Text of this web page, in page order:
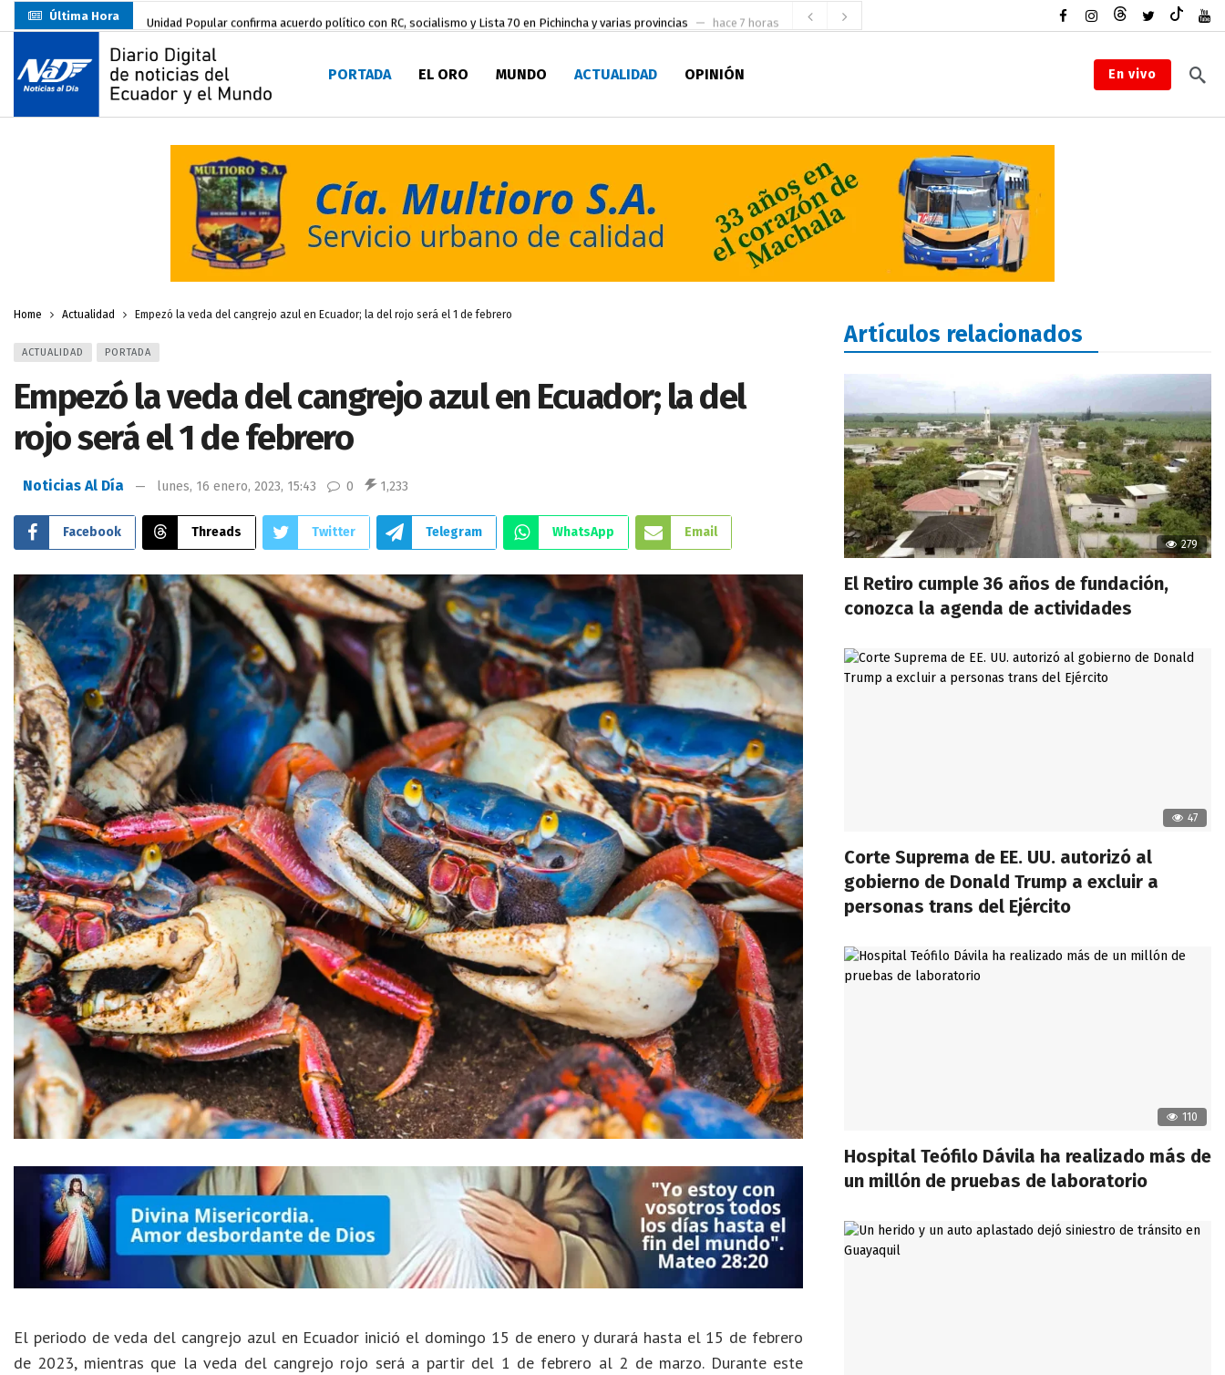
Última Hora Unidad Popular confirma acuerdo político con RC, socialismo y Lista 70 en Pichincha y varias provincias hace 7 horas
Delegación de El Oro fiscaliza propaganda electoral
Gobierno Estudiantil Ugartino 2026-2027, fue posesionado hace 8 horas
Prefecto Clemente Bravo Inauguró Centro de Acopio Casa del Pescador Artesanal Orense
Colombia reanuda venta de energía
Carlos Rodríguez inscribe su candidatura a la alcaldía de Machala hace 2 días
Carlos Carrión Figueroa, Premio Nacional de Literatura Eugenio Espejo hace 2 días
Nuevo Santa Rosa Sporting Club inicia su camino en la Serie A del Fútbol Femenino Nacional 2026 hace 34 minutos
PORTADA EL ORO MUNDO ACTUALIDAD OPINIÓN En vivo
Home Actualidad Empezó la veda del cangrejo azul en Ecuador; la del rojo será el 1 de febrero
ACTUALIDAD PORTADA
Empezó la veda del cangrejo azul en Ecuador; la del
rojo será el 1 de febrero
Noticias Al Día lunes, 16 enero, 2023, 15:43 0 1,233
Facebook Threads Twitter Telegram WhatsApp Email
El periodo de veda del cangrejo azul en Ecuador inició el domingo 15 de enero y durará hasta el 15 de febrero
de 2023, mientras que la veda del cangrejo rojo será a partir del 1 de febrero al 2 de marzo. Durante este
Artículos relacionados
279
El Retiro cumple 36 años de fundación,
conozca la agenda de actividades
47
Corte Suprema de EE. UU. autorizó al
gobierno de Donald Trump a excluir a
personas trans del Ejército
110
Hospital Teófilo Dávila ha realizado más de
un millón de pruebas de laboratorio